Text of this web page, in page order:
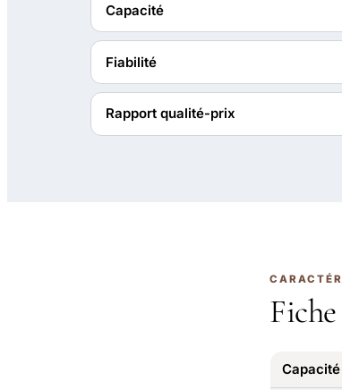
Capacité
Fiabilité
Rapport qualité-prix
Capacité